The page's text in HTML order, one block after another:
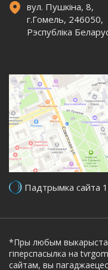
вул. Пушкіна, 8,
г.Гомель, 246050,
Рэспубліка
Падтрымка сайта
*Пры любым
гіперспасылка на
сайтам, вы